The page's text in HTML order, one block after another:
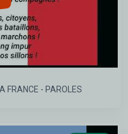
FRANCE - PAROLES